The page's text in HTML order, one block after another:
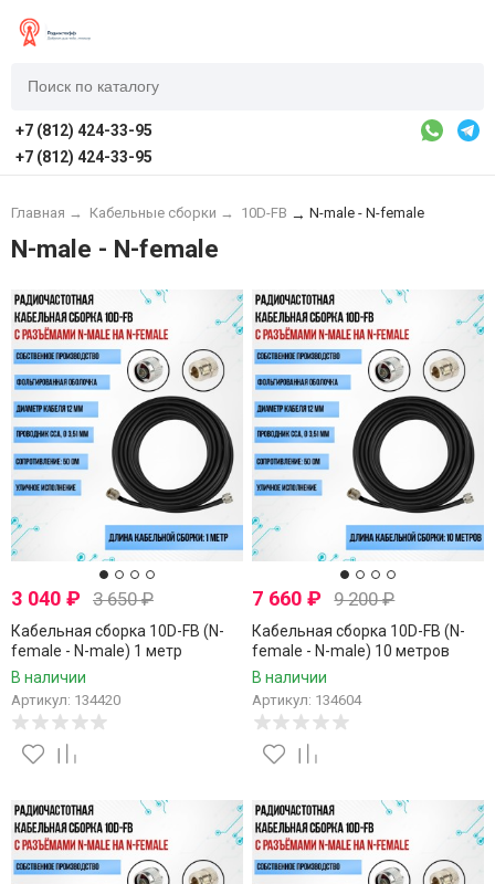
+7 (812) 424-33-95
+7 (812) 424-33-95
Главная → Кабельные сборки → 10D-FB → N-male - N-female
N-male - N-female
3 040 ₽ 3 650₽
Кабельная сборка 10D-FB (N-
female - N-male) 1 метр
В наличии
Артикул: 134420
7 660₽ 9 200₽
Кабельная сборка 10D-FB (N-
female - N-male) 10 метров
В наличии
Артикул: 134604